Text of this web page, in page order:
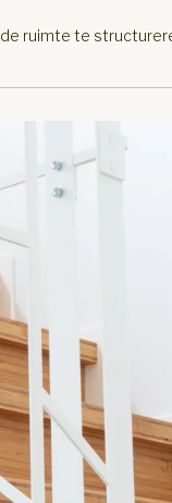
de ruimte te